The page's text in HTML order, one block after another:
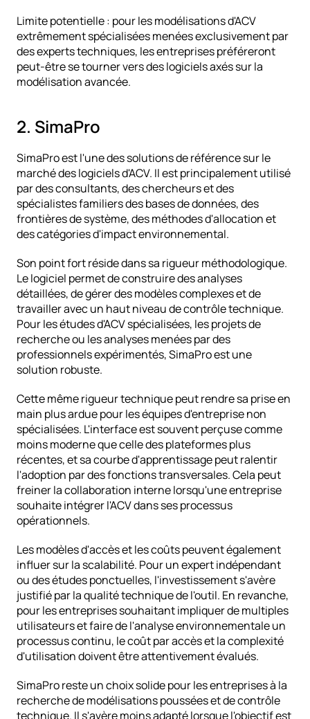
Limite potentielle : pour les modélisations d'ACV
extrêmement spécialisées menées exclusivement par
des experts techniques, les entreprises préféreront
peut-être se tourner vers des logiciels axés sur la
modélisation avancée.
2. SimaPro
SimaPro est l'une des solutions de référence sur le
marché des logiciels d'ACV. Il est principalement utilisé
par des consultants, des chercheurs et des
spécialistes familiers des bases de données, des
frontières de système, des méthodes d'allocation et
des catégories d'impact environnemental.
Son point fort réside dans sa rigueur méthodologique.
Le logiciel permet de construire des analyses
détaillées, de gérer des modèles complexes et de
travailler avec un haut niveau de contrôle technique.
Pour les études d'ACV spécialisées, les projets de
recherche ou les analyses menées par des
professionnels expérimentés, SimaPro est une
solution robuste.
Cette même rigueur technique peut rendre sa prise en
main plus ardue pour les équipes d'entreprise non
spécialisées. L'interface est souvent perçuse comme
moins moderne que celle des plateformes plus
récentes, et sa courbe d'apprentissage peut ralentir
l'adoption par des fonctions transversales. Cela peut
freiner la collaboration interne lorsqu'une entreprise
souhaite intégrer l'ACV dans ses processus
opérationnels.
Les modèles d'accès et les coûts peuvent également
influer sur la scalabilité. Pour un expert indépendant
ou des études ponctuelles, l'investissement s'avère
justifié par la qualité technique de l'outil. En revanche,
pour les entreprises souhaitant impliquer de multiples
utilisateurs et faire de l'analyse environnementale un
processus continu, le coût par accès et la complexité
d'utilisation doivent être attentivement évalués.
SimaPro reste un choix solide pour les entreprises à la
recherche de modélisations poussées et de contrôle
technique. Il s'avère moins adapté lorsque l'objectif est